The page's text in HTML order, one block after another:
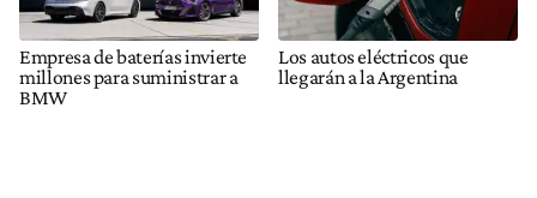
Empresa de baterías invierte
millones para suministrar a
BMW
Los autos eléctricos que
llegarán a la Argentina